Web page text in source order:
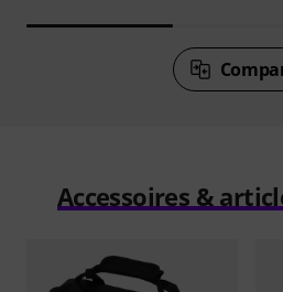
Accessoires &